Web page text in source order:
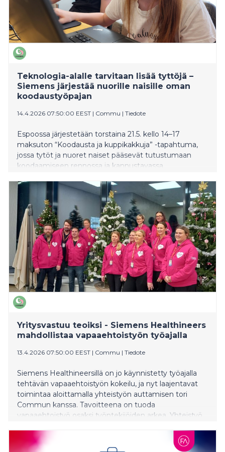
Teknologia-alalle tarvitaan lisää tyttöjä –
Siemens järjestää nuorille naisille oman
koodaustyöpajan
14.4.2026 07:50:00 EEST | Commu | Tiedote
Espoossa järjestetään torstaina 21.5. kello 14–17
maksuton “Koodausta ja kuppikakkuja” -tapahtuma,
jossa tytöt ja nuoret naiset pääsevät tutustumaan
koodaamiseen rennossa ja kannustavassa
Talolla.
Yritysvastuu teoiksi - Siemens Healthineers
mahdollistaa vapaaehtoistyön työajalla
13.4.2026 07:50:00 EEST | Commu | Tiedote
Siemens Healthineersillä on jo käynnistetty työajalla
tehtävän vapaaehtoistyön kokeilu, ja nyt laajentavat
toimintaa aloittamalla yhteistyön auttamisen tori
Commun kanssa. Tavoitteena on tuoda
vapaaehtoistyö osaksi työntekijöiden arkea. Yhteistyö
yhteiskunnalliseen hyvään työajalla ja vahvistaa
samalla työn merkityksellisyyttä, yhteisöllisyyttä ja